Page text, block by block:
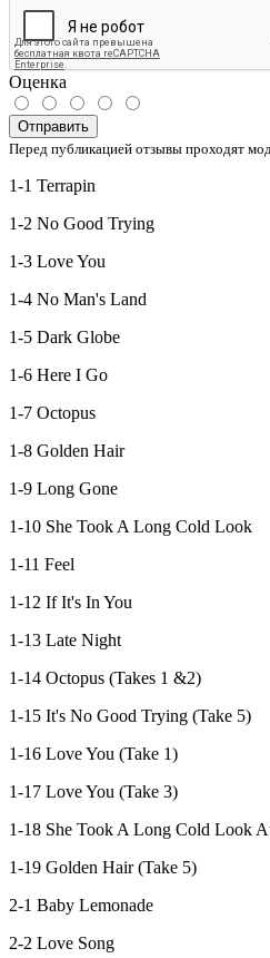
Оценка
Отправить
Перед публикацией отзывы проходят
1-1 Terrapin
1-2 No Good Trying
1-3 Love You
1-4 No Man's Land
1-5 Dark Globe
1-6 Here I Go
1-7 Octopus
1-8 Golden Hair
1-9 Long Gone
1-10 She Took A Long Cold Look
1-11 Feel
1-12 If It's In You
1-13 Late Night
1-14 Octopus (Takes 1 &2)
1-15 It's No Good Trying (Take 5)
1-16 Love You (Take 1)
1-17 Love You (Take 3)
1-18 She Took A Long Cold Look
1-19 Golden Hair (Take 5)
2-1 Baby Lemonade
2-2 Love Song